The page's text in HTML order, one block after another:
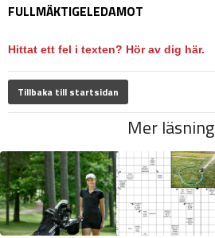
FULLMÄKTIGELEDAMOT
Hittat ett fel i texten? Hör av dig här.
Tillbaka till startsidan
Mer läsning